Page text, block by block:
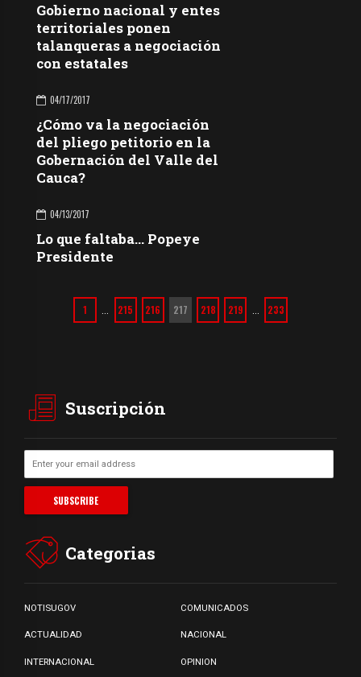
Gobierno nacional y entes
territoriales ponen
talanqueras a negociación
con estatales
04/17/2017
¿Cómo va la negociación
del pliego petitorio en la
Gobernación del Valle del
Cauca?
04/13/2017
Lo que faltaba… Popeye
Presidente
1 215 216 217 218 219 233
Suscripción
Categorias
NOTISUGOV COMUNICADOS
ACTUALIDAD NACIONAL
INTERNACIONAL OPINION